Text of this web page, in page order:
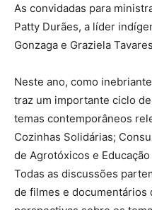
As convidadas para
Patty Durães, a líder
Gonzaga e Graziela
Neste ano, como
traz um importante ciclo
temas contemporâneos
Cozinhas Solidárias;
de Agrotóxicos e
Todas as discussões
de filmes e documentários